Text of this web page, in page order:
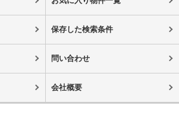
保存した検索条件
問い合わせ
会社概要